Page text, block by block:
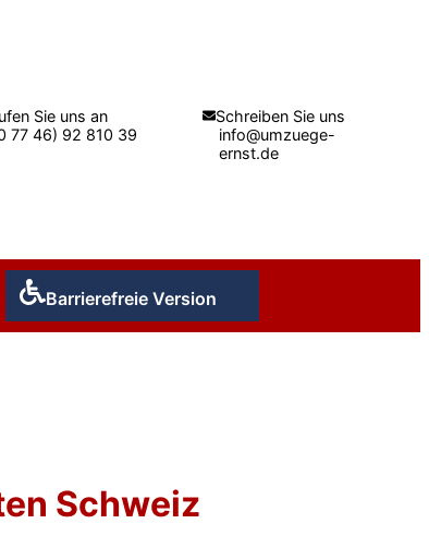
Sie uns an
77 46) 92 810 39
Schreiben Sie uns
info@umzuege-
ernst.de
Barrierefreie Version
Schweiz